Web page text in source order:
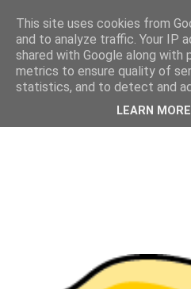
This site uses cookies from
and to analyze traffic. Your IP
shared with Google along with
metrics to ensure quality of
statistics, and to detect and
LEARN MORE